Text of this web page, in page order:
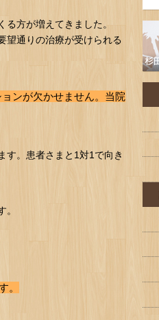
る方が増えてきました。
望通りの治療が受けられる
ンが欠かせません。当院
す。患者さまと1対1で向き
。